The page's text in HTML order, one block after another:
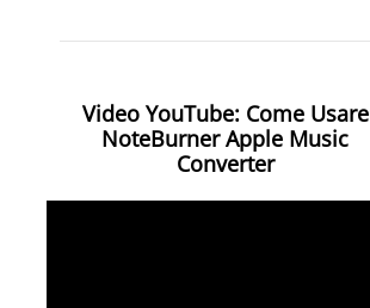
Video YouTube: Come Usare
NoteBurner Apple Music
Converter